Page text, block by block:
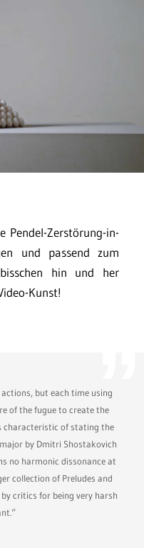
Zerstörung-in-
und passend zum
hin und her
Kunst!
but each time using
of the fugue to create the
characteristic of stating the
by Dmitri Shostakovich
no harmonic dissonance at
collection of Preludes and
critics for being very harsh